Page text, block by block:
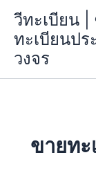
content
วีทะเบียน |
ทะเบียนป
วงจร
ขายทะ